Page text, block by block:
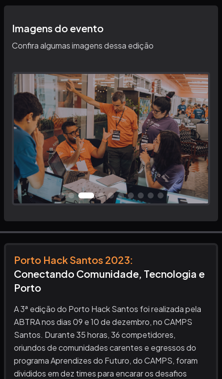
Imagens do evento
Confira algumas imagens dessa edição
Porto Hack Santos 2023:
Conectando Comunidade, Tecnologia e
Porto
A 3ª edição do Porto Hack Santos foi realizada pela
ABTRA nos dias 09 e 10 de dezembro, no CAMPS
Santos. Durante 35 horas, 36 competidores,
oriundos de comunidades carentes e egressos do
programa Aprendizes do Futuro, do CAMPS, foram
divididos em dez times para encarar os desafios